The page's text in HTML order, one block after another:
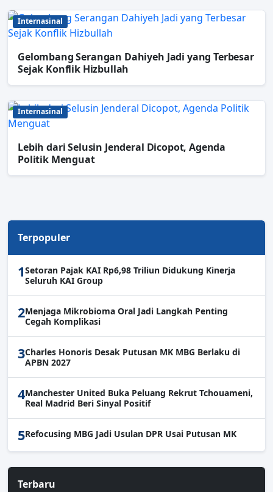
Internasinal
Gelombang Serangan Dahiyeh Jadi yang Terbesar
Sejak Konflik Hizbullah
Internasinal
Lebih dari Selusin Jenderal Dicopot, Agenda
Politik Menguat
Terpopuler
1Setoran Pajak KAI Rp6,98 Triliun Didukung Kinerja
Seluruh KAI Group
2Menjaga Mikrobioma Oral Jadi Langkah Penting
Cegah Komplikasi
3Charles Honoris Desak Putusan MK MBG Berlaku di
APBN 2027
4Manchester United Buka Peluang Rekrut Tchouameni,
Real Madrid Beri Sinyal Positif
5Refocusing MBG Jadi Usulan DPR Usai Putusan MK
Terbaru